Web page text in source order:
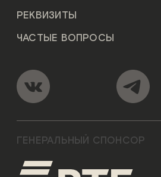
ГЕНЕРАЛЬНЫЙ СПОНСОР
РЕКВИЗИТЫ
ЧАСТЫЕ ВОПРОСЫ